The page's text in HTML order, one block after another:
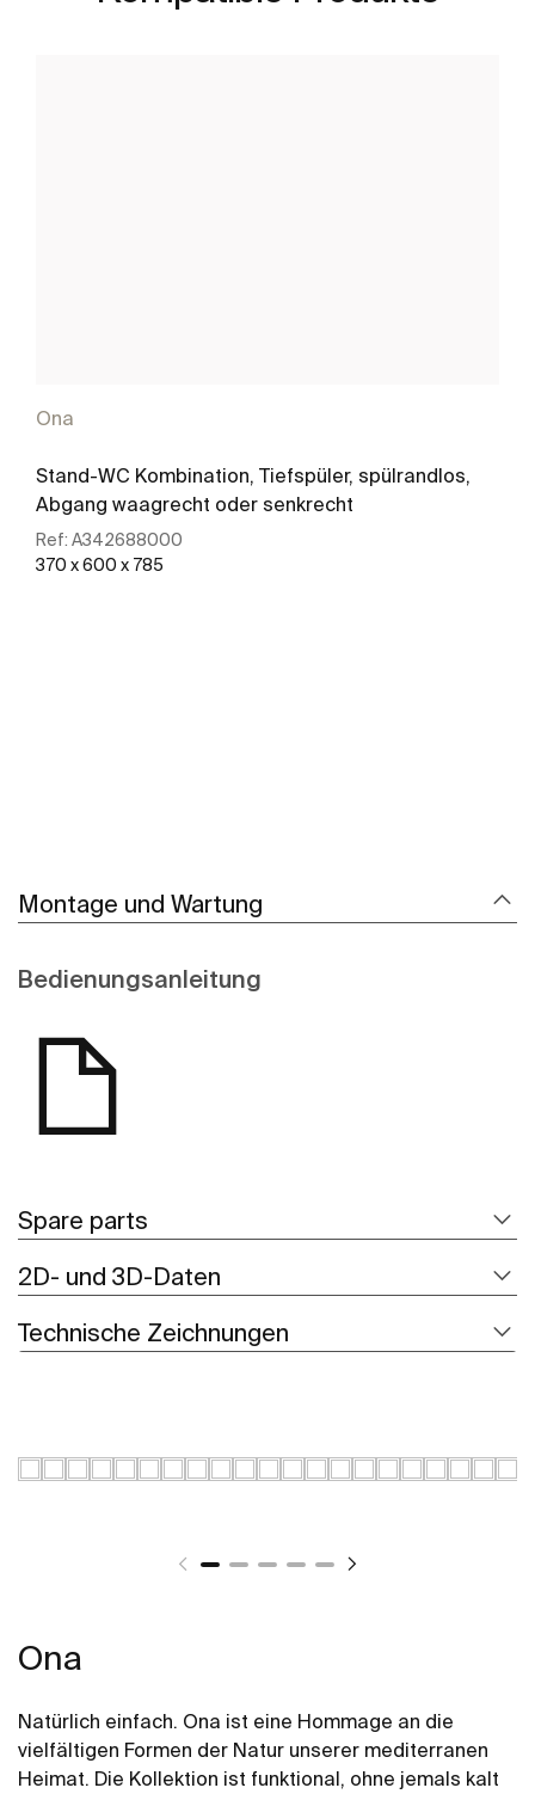
Ona
Stand-WC Kombination, Tiefspüler, spülrandlos,
Abgang waagrecht oder senkrecht
Ref: A342688000
370 x 600 x 785
Montage und Wartung
Bedienungsanleitung
Spare parts
2D- und 3D-Daten
Technische Zeichnungen
Ona
Natürlich einfach. Ona ist eine Hommage an die
vielfältigen Formen der Natur unserer mediterranen
Heimat. Die Kollektion ist funktional, ohne jemals kalt